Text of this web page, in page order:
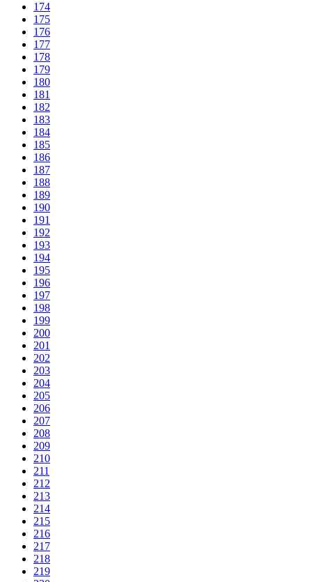
174
175
176
177
178
179
180
181
182
183
184
185
186
187
188
189
190
191
192
193
194
195
196
197
198
199
200
201
202
203
204
205
206
207
208
209
210
211
212
213
214
215
216
217
218
219